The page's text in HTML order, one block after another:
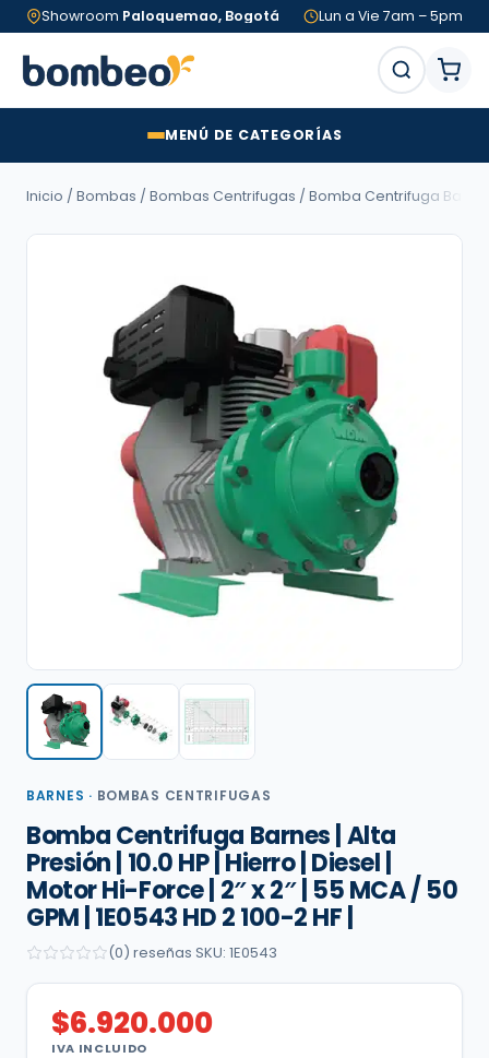
Showroom Paloquemao, Bogotá Lun a Vie 7am – 5pm
MENÚ DE CATEGORÍAS
Inicio / Bombas / Bombas Centrifugas / Bomba Centrifuga Barnes
BARNES · BOMBAS CENTRIFUGAS
Bomba Centrifuga Barnes | Alta
Presión | 10.0 HP | Hierro | Diesel |
Motor Hi-Force | 2″ x 2″ | 55 MCA / 50
GPM | 1E0543 HD 2 100-2 HF |
(0) reseñas SKU: 1E0543
$6.920.000
IVA INCLUIDO